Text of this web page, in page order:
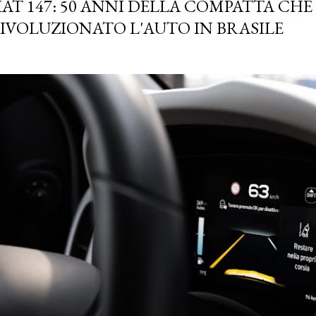
147: 50 ANNI DELLA COMPATTA
L'AUTO IN BRASILE